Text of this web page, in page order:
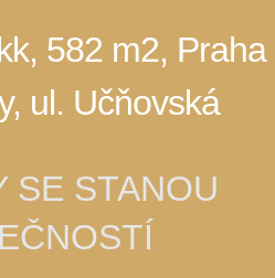
582 m2, Praha
ul. Učňovská
SE STANOU